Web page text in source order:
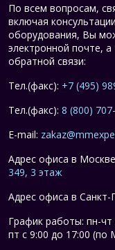
По всем вопросам,
включая
оборудования, Вы
электронной почте,
обратной связи:
Тел.(факс): +7 (495)
Тел.(факс): 8 (800)
E-mail:
Адрес офиса в
349, 3 этаж
Адрес офиса в Санкт-
График работы: пн-чт
пт с 9:00 до 17:00 (по